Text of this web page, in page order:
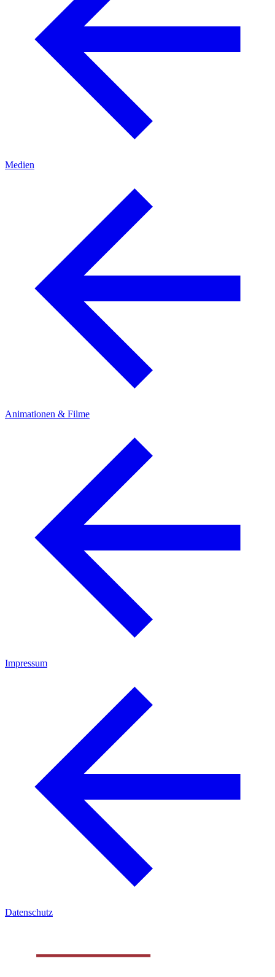
Medien
Animationen & Filme
Impressum
Datenschutz